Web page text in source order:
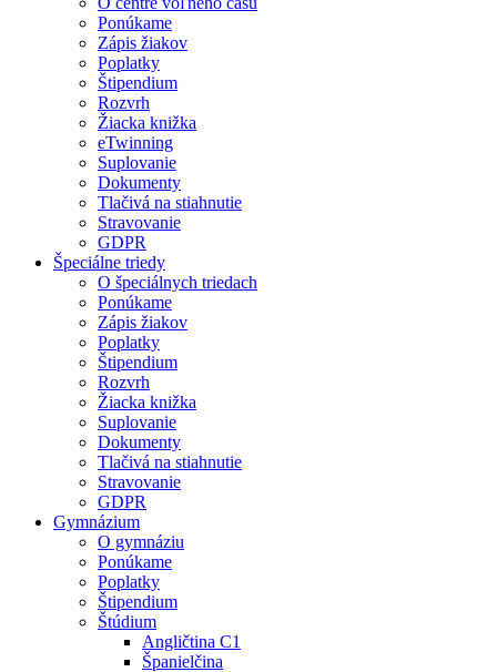
Ponúkame
Zápis žiakov
Poplatky
Štipendium
Rozvrh
Žiacka knižka
eTwinning
Suplovanie
Dokumenty
Tlačivá na stiahnutie
Stravovanie
GDPR
Špeciálne triedy
O špeciálnych triedach
Ponúkame
Zápis žiakov
Poplatky
Štipendium
Rozvrh
Žiacka knižka
Suplovanie
Dokumenty
Tlačivá na stiahnutie
Stravovanie
GDPR
Gymnázium
O gymnáziu
Ponúkame
Poplatky
Štipendium
Štúdium
Angličtina C1
Španielčina